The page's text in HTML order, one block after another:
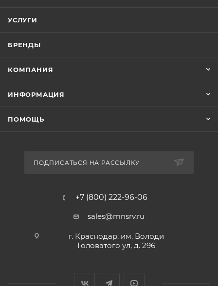
УСЛУГИ
БРЕНДЫ
КОМПАНИЯ
ИНФОРМАЦИЯ
ПОМОЩЬ
ПОДПИСАТЬСЯ НА РАССЫЛКУ
+7 (800) 222-96-06
sales@mnsrv.ru
г. Краснодар, им. Володи
Головатого ул, д. 296